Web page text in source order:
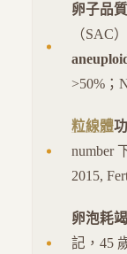
卵子品
（SAC
>50%；
粒線體
number
2015,
卵泡耗竭
記，45